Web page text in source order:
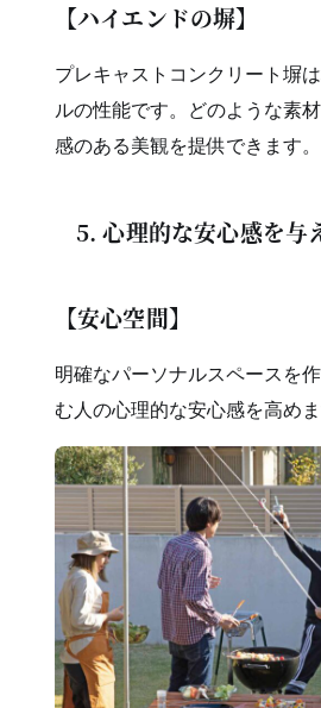
【ハイエンドの塀】
プレキャストコンクリート塀
ルの性能です。どのような素
感のある美観を提供できます。
5. 心理的な安心感を与
【安心空間】
明確なパーソナルスペースを
む人の心理的な安心感を高めま